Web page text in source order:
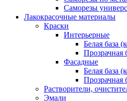
Саморезы
Лакокрасочные материалы
Краски
Интерьерные
Белая база
Прозрачная
Фасадные
Белая база
Прозрачная
Растворители,
Эмали